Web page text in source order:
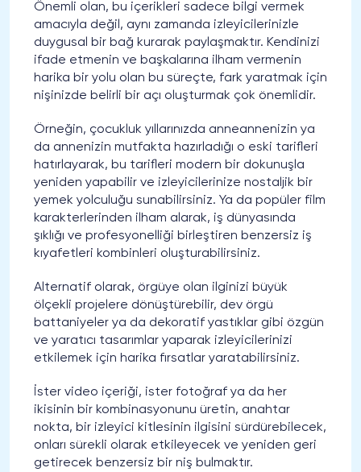
Önemli olan, bu içerikleri sadece bilgi vermek
amacıyla değil, aynı zamanda izleyicilerinizle
duygusal bir bağ kurarak paylaşmaktır. Kendinizi
ifade etmenin ve başkalarına ilham vermenin
harika bir yolu olan bu süreçte, fark yaratmak için
nişinizde belirli bir açı oluşturmak çok önemlidir.
Örneğin, çocukluk yıllarınızda anneannenizin ya
da annenizin mutfakta hazırladığı o eski tarifleri
hatırlayarak, bu tarifleri modern bir dokunuşla
yeniden yapabilir ve izleyicilerinize nostaljik bir
yemek yolculuğu sunabilirsiniz. Ya da popüler film
karakterlerinden ilham alarak, iş dünyasında
şıklığı ve profesyonelliği birleştiren benzersiz iş
kıyafetleri kombinleri oluşturabilirsiniz.
Alternatif olarak, örgüye olan ilginizi büyük
ölçekli projelere dönüştürebilir, dev örgü
battaniyeler ya da dekoratif yastıklar gibi özgün
ve yaratıcı tasarımlar yaparak izleyicilerinizi
etkilemek için harika fırsatlar yaratabilirsiniz.
İster video içeriği, ister fotoğraf ya da her
ikisinin bir kombinasyonunu üretin, anahtar
nokta, bir izleyici kitlesinin ilgisini sürdürebilecek,
onları sürekli olarak etkileyecek ve yeniden geri
getirecek benzersiz bir niş bulmaktır.